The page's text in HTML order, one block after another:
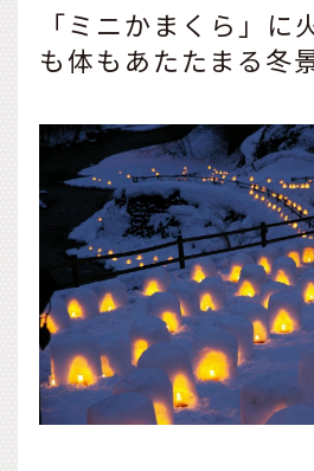
めの、2
します。
食べ比べ
人の仲が
いの山形
う。
「ミニかまくら」に
も体もあたたまる冬